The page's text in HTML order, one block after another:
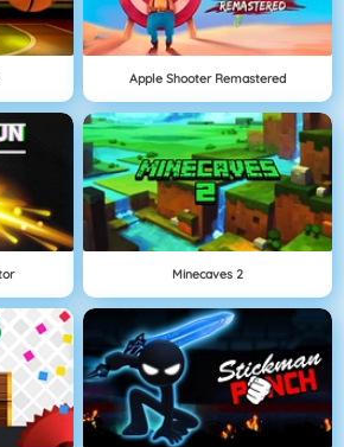
Apple Shooter Remastered
Minecaves 2